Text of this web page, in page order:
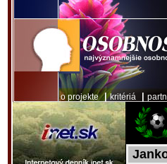
o projekte|kritériá